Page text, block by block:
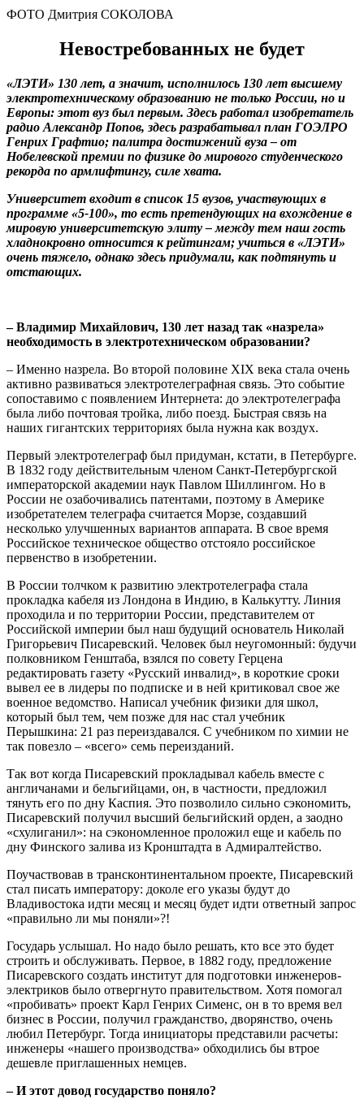
ФОТО Дмитрия СОКОЛОВА
Невостребованных не будет
«ЛЭТИ» 130 лет, а значит, исполнилось 130 лет высшему
электротехническому образованию не только России, но и
Европы: этот вуз был первым. Здесь работал изобретатель
радио Александр Попов, здесь разрабатывал план ГОЭЛРО
Генрих Графтио; палитра достижений вуза – от
Нобелевской премии по физике до мирового студенческого
рекорда по армлифтингу, силе хвата.
Университет входит в список 15 вузов, участвующих в
программе «5-100», то есть претендующих на вхождение в
мировую университетскую элиту – между тем наш гость
хладнокровно относится к рейтингам; учиться в «ЛЭТИ»
очень тяжело, однако здесь придумали, как подтянуть и
отстающих.
– Владимир Михайлович, 130 лет назад так «назрела»
необходимость в электротехническом образовании?
– Именно назрела. Во второй половине XIX века стала очень
активно развиваться электротелеграфная связь. Это событие
сопоставимо с появлением Интернета: до электротелеграфа
была либо почтовая тройка, либо поезд. Быстрая связь на
наших гигантских территориях была нужна как воздух.
Первый электротелеграф был придуман, кстати, в Петербурге.
В 1832 году действительным членом Санкт-Петербургской
императорской академии наук Павлом Шиллингом. Но в
России не озабочивались патентами, поэтому в Америке
изобретателем телеграфа считается Морзе, создавший
несколько улучшенных вариантов аппарата. В свое время
Российское техническое общество отстояло российское
первенство в изобретении.
В России толчком к развитию электротелеграфа стала
прокладка кабеля из Лондона в Индию, в Калькутту. Линия
проходила и по территории России, представителем от
Российской империи был наш будущий основатель Николай
Григорьевич Писаревский. Человек был неугомонный: будучи
полковником Генштаба, взялся по совету Герцена
редактировать газету «Русский инвалид», в короткие сроки
вывел ее в лидеры по подписке и в ней критиковал свое же
военное ведомство. Написал учебник физики для школ,
который был тем, чем позже для нас стал учебник
Перышкина: 21 раз переиздавался. С учебником по химии не
так повезло – «всего» семь переизданий.
Так вот когда Писаревский прокладывал кабель вместе с
англичанами и бельгийцами, он, в частности, предложил
тянуть его по дну Каспия. Это позволило сильно сэкономить,
Писаревский получил высший бельгийский орден, а заодно
«схулиганил»: на сэкономленное проложил еще и кабель по
дну Финского залива из Кронштадта в Адмиралтейство.
Поучаствовав в трансконтинентальном проекте, Писаревский
стал писать императору: доколе его указы будут до
Владивостока идти месяц и месяц будет идти ответный запрос
«правильно ли мы поняли»?!
Государь услышал. Но надо было решать, кто все это будет
строить и обслуживать. Первое, в 1882 году, предложение
Писаревского создать институт для подготовки инженеров-
электриков было отвергнуто правительством. Хотя помогал
«пробивать» проект Карл Генрих Сименс, он в то время вел
бизнес в России, получил гражданство, дворянство, очень
любил Петербург. Тогда инициаторы представили расчеты:
инженеры «нашего производства» обходились бы втрое
дешевле приглашенных немцев.
– И этот довод государство поняло?